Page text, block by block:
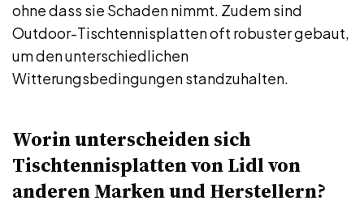
ohne dass sie Schaden nimmt. Zudem sind
Outdoor-Tischtennisplatten oft robuster gebaut,
um den unterschiedlichen
Witterungsbedingungen standzuhalten.
Worin unterscheiden sich
Tischtennisplatten von Lidl von
anderen Marken und Herstellern?